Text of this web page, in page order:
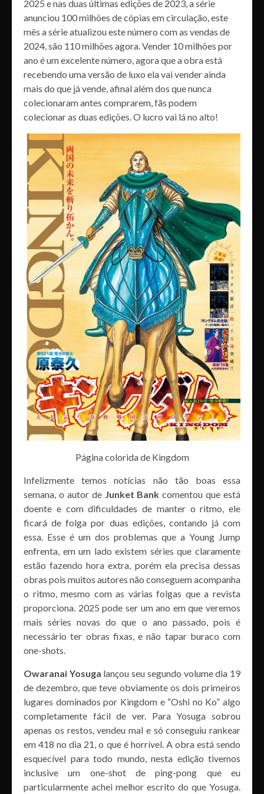
2025 e nas duas últimas edições de 2023, a série
anunciou 100 milhões de cópias em circulação, este
mês a série atualizou este número com as vendas de
2024, são 110 milhões agora. Vender 10 milhões por
ano é um excelente número, agora que a obra está
recebendo uma versão de luxo ela vai vender ainda
mais do que já vende, afinal além dos que nunca
colecionaram antes comprarem, fãs podem
colecionar as duas edições. O lucro vai lá no alto!
Página colorida de Kingdom
Infelizmente temos notícias não tão boas essa
semana, o autor de Junket Bank comentou que está
doente e com dificuldades de manter o ritmo, ele
ficará de folga por duas edições, contando já com
essa. Esse é um dos problemas que a Young Jump
enfrenta, em um lado existem séries que claramente
estão fazendo hora extra, porém ela precisa dessas
obras pois muitos autores não conseguem acompanha
o ritmo, mesmo com as várias folgas que a revista
proporciona. 2025 pode ser um ano em que veremos
mais séries novas do que o ano passado, pois é
necessário ter obras fixas, e não tapar buraco com
one-shots.
Owaranai Yosuga lançou seu segundo volume dia 19
de dezembro, que teve obviamente os dois primeiros
lugares dominados por Kingdom e “Oshi no Ko” algo
completamente fácil de ver. Para Yosuga sobrou
apenas os restos, vendeu mal e só conseguiu rankear
em 418 no dia 21, o que é horrível. A obra está sendo
esquecível para todo mundo, nesta edição tivemos
inclusive um one-shot de ping-pong que eu
particularmente achei melhor escrito do que Yosuga.